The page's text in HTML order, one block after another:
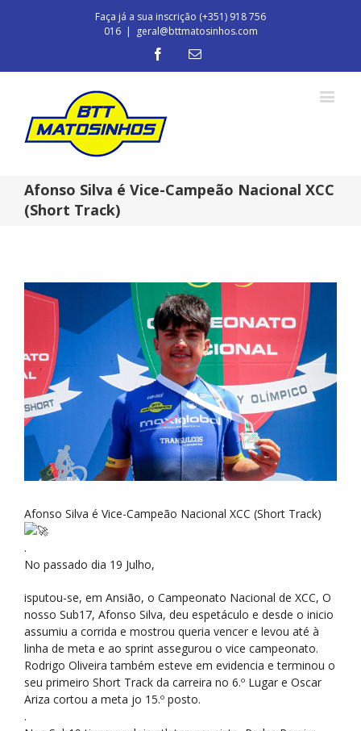
Faça já a sua inscrição (+351) 918 756
016 | geral@bttmatosinhos.com
Afonso Silva é Vice-Campeão Nacional XCC
(Short Track)
Afonso Silva é Vice-Campeão Nacional XCC (Short Track)
.
No passado dia 19 Julho,
isputou-se, em Ansião, o Campeonato Nacional de XCC, O
nosso Sub17, Afonso Silva, deu espetáculo e desde o inicio
assumiu a corrida e mostrou queria vencer e levou até à
linha de meta e ao sprint assegurou o vice campeonato.
Rodrigo Oliveira também esteve em evidencia e terminou o
seu primeiro Short Track da carreira no 6.º Lugar e Oscar
Ariza cortou a meta jo 15.º posto.
.